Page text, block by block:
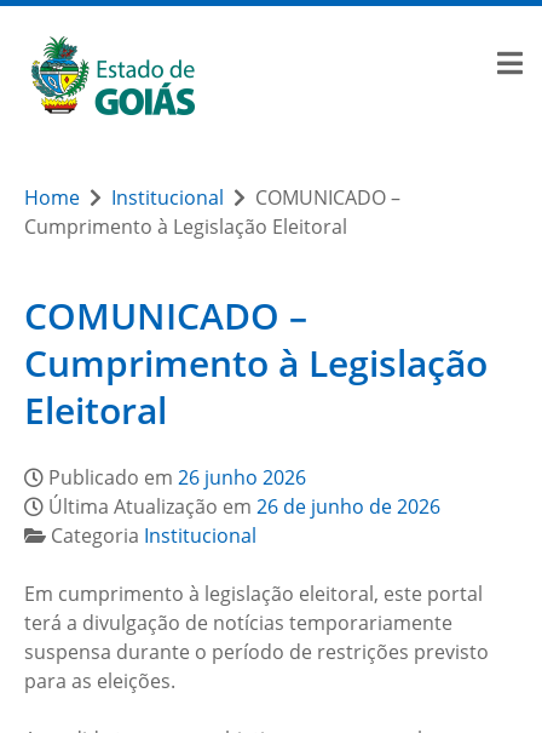
Home Institucional
COMUNICADO –
Cumprimento à Legislação Eleitoral
COMUNICADO –
Cumprimento à Legislação
Eleitoral
Publicado em 26 junho 2026
Última Atualização em 26 de junho de 2026
Categoria Institucional
Em cumprimento à legislação eleitoral, este portal
terá a divulgação de notícias temporariamente
suspensa durante o período de restrições previsto
para as eleições.